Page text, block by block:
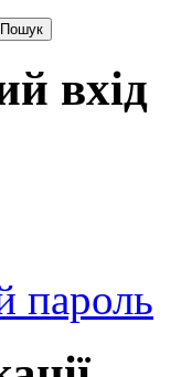
вхід
пароль